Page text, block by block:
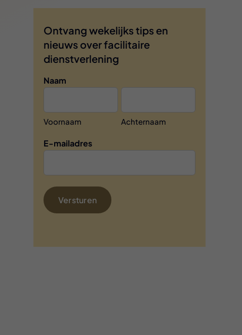
Ontvang wekelijks tips en
nieuws over facilitaire
dienstverlening
Naam
Voornaam Achternaam
E-mailadres